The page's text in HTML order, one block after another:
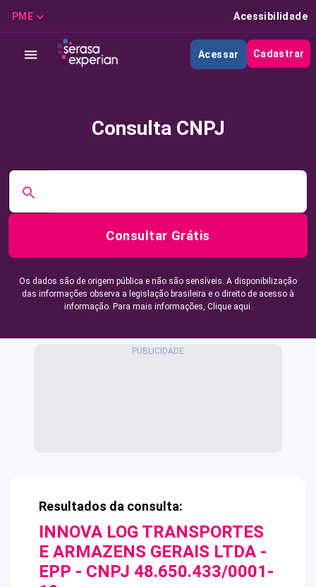
PME Acessibilidade
Acessar Cadastrar
Consulta CNPJ
Consultar Grátis
Os dados são de origem pública e não são sensíveis. A disponibilização
das informações observa a legislação brasileira e o direito de acesso à
informação. Para mais informações, Clique aqui.
Resultados da consulta:
INNOVA LOG TRANSPORTES
E ARMAZENS GERAIS LTDA -
EPP - CNPJ 48.650.433/0001-